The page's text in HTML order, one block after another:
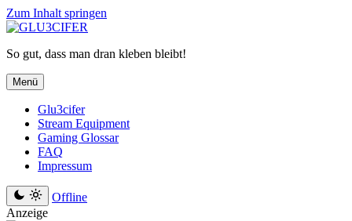
Zum Inhalt springen
So gut, dass man dran kleben bleibt!
Menü
Glu3cifer
Stream Equipment
Gaming Glossar
FAQ
Impressum
Offline
Anzeige